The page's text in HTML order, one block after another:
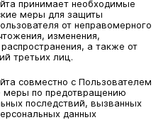
принимает необходимые
меры для защиты
от неправомерного
изменения,
а также от
третьих лиц.
с Пользователем
меры по предотвращению
последствий, вызванных
данных